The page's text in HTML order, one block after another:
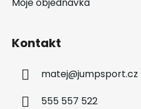
Moje objednávka
Kontakt
matej@jumpsport.cz
555 557 522